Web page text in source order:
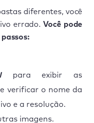
diferentes, você
errado.Você pode
para exibir as
verificar o nome da
e a resolução.
imagens.